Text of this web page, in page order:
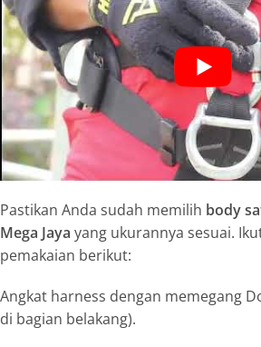
Pastikan Anda sudah memilih body
Mega Jaya yang ukurannya sesuai.
pemakaian berikut:
Angkat harness dengan memegang
di bagian belakang).